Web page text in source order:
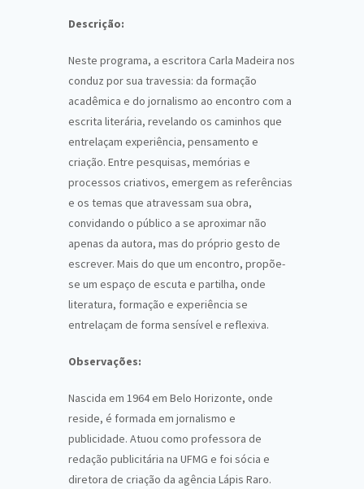
Descrição:
Neste programa, a escritora Carla Madeira nos
conduz por sua travessia: da formação
acadêmica e do jornalismo ao encontro com a
escrita literária, revelando os caminhos que
entrelaçam experiência, pensamento e
criação. Entre pesquisas, memórias e
processos criativos, emergem as referências
e os temas que atravessam sua obra,
convidando o público a se aproximar não
apenas da autora, mas do próprio gesto de
escrever. Mais do que um encontro, propõe-
se um espaço de escuta e partilha, onde
literatura, formação e experiência se
entrelaçam de forma sensível e reflexiva.
Observações:
Nascida em 1964 em Belo Horizonte, onde
reside, é formada em jornalismo e
publicidade. Atuou como professora de
redação publicitária na UFMG e foi sócia e
diretora de criação da agência Lápis Raro.